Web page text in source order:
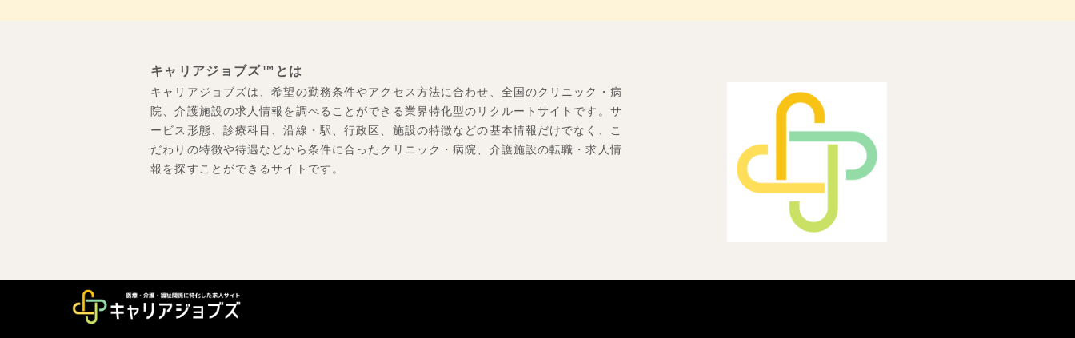
キャリアジョブズ™とは
キャリアジョブズは、希望の勤務条件やアクセス方法に合わせ、全国のクリニック・病
院、介護施設の求人情報を調べることができる業界特化型のリクルートサイトです。サ
ービス形態、診療科目、沿線・駅、行政区、施設の特徴などの基本情報だけでなく、こ
だわりの特徴や待遇などから条件に合ったクリニック・病院、介護施設の転職・求人情
報を探すことができるサイトです。